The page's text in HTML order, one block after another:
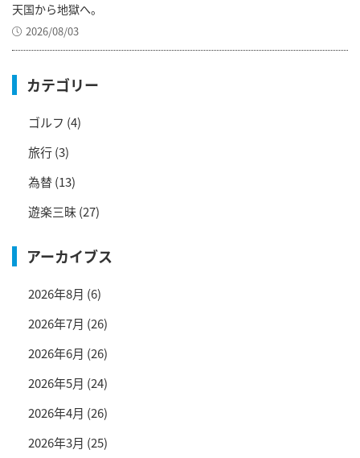
天国から地獄へ。
2026/08/03
カテゴリー
ゴルフ (4)
旅行(3)
為替(13)
遊楽三昧(27)
アーカイブス
2026年8月 (6)
2026年7月 (26)
2026年6月 (26)
2026年5月 (24)
2026年4月 (26)
2026年3月 (25)